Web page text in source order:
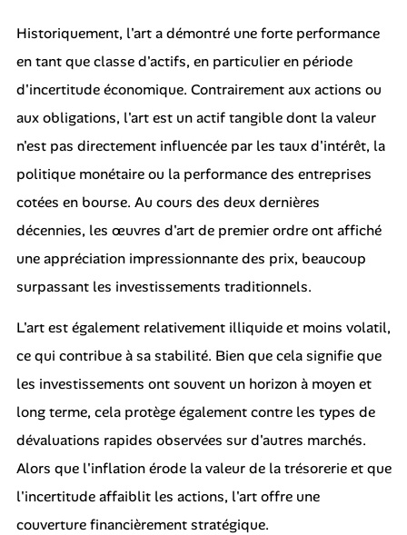
Historiquement, l'art a démontré une forte performance
en tant que classe d'actifs, en particulier en période
d'incertitude économique. Contrairement aux actions ou
aux obligations, l'art est un actif tangible dont la valeur
n'est pas directement influencée par les taux d'intérêt, la
politique monétaire ou la performance des entreprises
cotées en bourse. Au cours des deux dernières
décennies, les œuvres d'art de premier ordre ont affiché
une appréciation impressionnante des prix, beaucoup
surpassant les investissements traditionnels.
L'art est également relativement illiquide et moins volatil,
ce qui contribue à sa stabilité. Bien que cela signifie que
les investissements ont souvent un horizon à moyen et
long terme, cela protège également contre les types de
dévaluations rapides observées sur d'autres marchés.
Alors que l'inflation érode la valeur de la trésorerie et que
l'incertitude affaiblit les actions, l'art offre une
couverture financièrement stratégique.